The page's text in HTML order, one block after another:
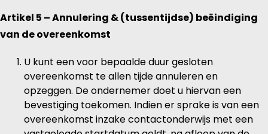
Artikel 5 – Annulering & (tussentijdse) beëindiging
van de overeenkomst
U kunt een voor bepaalde duur gesloten
overeenkomst te allen tijde annuleren en
opzeggen. De ondernemer doet u hiervan een
bevestiging toekomen. Indien er sprake is van een
overeenkomst inzake contactonderwijs met een